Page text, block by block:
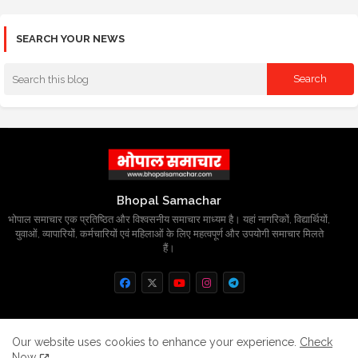
SEARCH YOUR NEWS
Bhopal Samachar
भोपाल समाचार एक प्रतिष्ठित और विश्वसनीय समाचार माध्यम है। यहां नागरिकों, विद्यार्थियों,
युवाओं, व्यापारियों, कर्मचारियों एवं महिलाओं के लिए महत्वपूर्ण और उपयोगी समाचार मिलते
हैं।
Home About Contact us Privacy Policy
Our website uses cookies to enhance your experience. Check